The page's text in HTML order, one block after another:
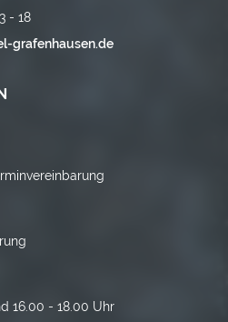
- 18
grafenhausen.de
16.00 - 18.00 Uhr